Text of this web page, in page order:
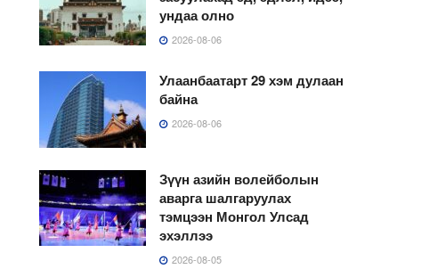
ундаа олно
2026-08-06
Улаанбаатарт 29 хэм дулаан
байна
2026-08-06
Зүүн азийн волейболын
аварга шалгаруулах
тэмцээн Монгол Улсад
эхэллээ
2026-08-05